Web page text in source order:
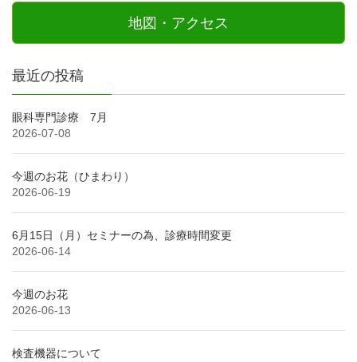
地図・アクセス
最近の投稿
眼科専門診療 7月
2026-07-08
今週のお花（ひまわり）
2026-06-19
6月15日（月）セミナーの為、診療時間変更
2026-06-14
今週のお花
2026-06-13
検査機器について